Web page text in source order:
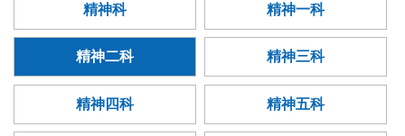
发展历程
医疗资源
医院位置
心
医技科室
药事咨询
历史纪念馆
青年文明号
信息公开
服务指南
信访投诉
预算公开
继续教育
住院医师规
讲座报告
病友心声
心理云讲堂
人事招聘
精神科 精神一科
精神二科 精神三科
精神四科 精神五科